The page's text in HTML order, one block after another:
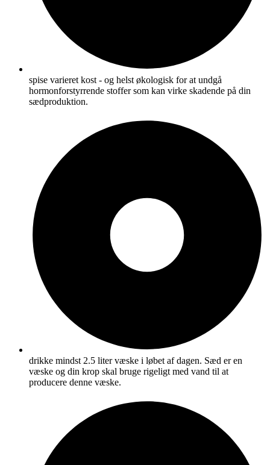
spise varieret kost - og helst økologisk for at undgå
hormonforstyrrende stoffer som kan virke skadende på din
sædproduktion.
drikke mindst 2.5 liter væske i løbet af dagen. Sæd er en
væske og din krop skal bruge rigeligt med vand til at
producere denne væske.